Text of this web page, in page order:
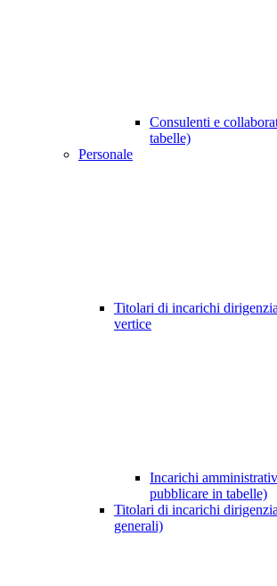
Consulenti e
tabelle)
Personale
Titolari di incarichi
vertice
Incarichi
pubblicare in tabelle)
Titolari di incarichi
generali)